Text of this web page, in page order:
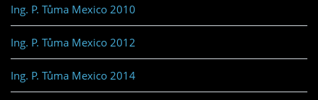
Ing. P. Tůma Mexico 2010
Ing. P. Tůma Mexico 2012
Ing. P. Tůma Mexico 2014